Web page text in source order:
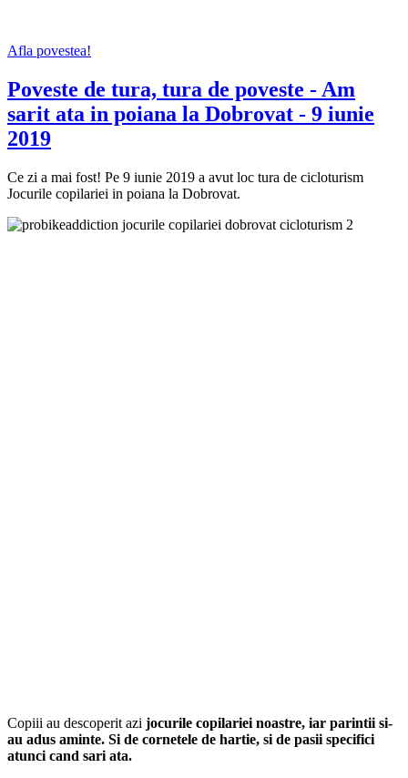
Afla povestea!
Poveste de tura, tura de poveste - Am
sarit ata in poiana la Dobrovat - 9 iunie
2019
Ce zi a mai fost! Pe 9 iunie 2019 a avut loc tura de cicloturism
Jocurile copilariei in poiana la Dobrovat.
Copiii au descoperit azi jocurile copilariei noastre, iar parintii si-
au adus aminte. Si de cornetele de hartie, si de pasii specifici
atunci cand sari ata.